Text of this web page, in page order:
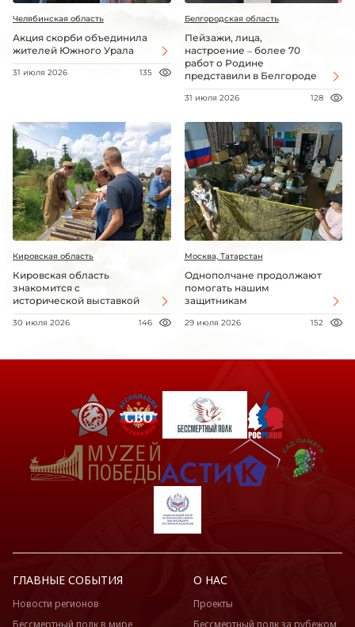
Челябинская область
Акция скорби объединила
жителей Южного Урала
31 июля 2026 135
Белгородская область
Пейзажи, лица,
настроение – более 70
работ о Родине
представили в Белгороде
31 июля 2026 128
Кировская область
Кировская область
знакомится с
исторической выставкой
30 июля 2026 146
Москва, Татарстан
Однополчане продолжают
помогать нашим
защитникам
29 июля 2026 152
ГЛАВНЫЕ СОБЫТИЯ
Новости регионов
Бессмертный полк в мире
О НАС
Проекты
Бессмертный полк за рубежом